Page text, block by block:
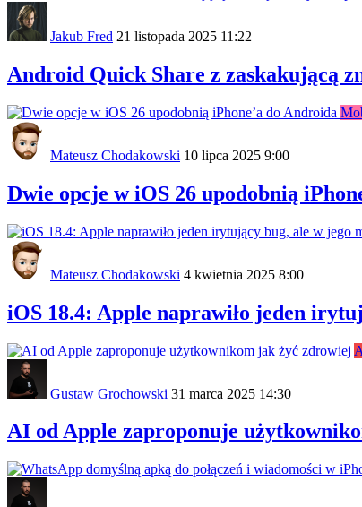
Jakub Fred 21 listopada 2025 11:22
Android Quick Share z zaskakującą
Mateusz Chodakowski 10 lipca 2025 9:00
Dwie opcje w iOS 26 upodobnią
Mateusz Chodakowski 4 kwietnia 2025 8:00
iOS 18.4: Apple naprawiło jeden
Gustaw Grochowski 31 marca 2025 14:30
AI od Apple zaproponuje